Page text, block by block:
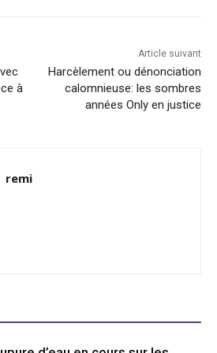
à
Article suivant
Harcèlement ou dénonciation
calomnieuse: les sombres
années Only en justice
remi